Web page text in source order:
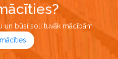
un būsi soli tuvāk mācībām